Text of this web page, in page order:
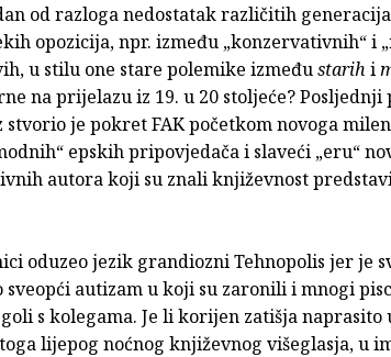
od razloga nedostatak različitih
opozicija, npr. između „konzervativnih“ i
u stilu one stare polemike izmeđustarih i
na prijelazu iz 19. u 20 stoljeće? Posljednji
stvorio je pokret FAK početkom novoga
epskih pripovjedača i slaveći „eru“
autora koji su znali književnost
oduzeo jezik grandiozni Tehnopolis jer je
autizam u koji su zaronili i mnogi
s kolegama. Je li korijen zatišja naprasito
lijepog noćnog književnog višeglasja, u